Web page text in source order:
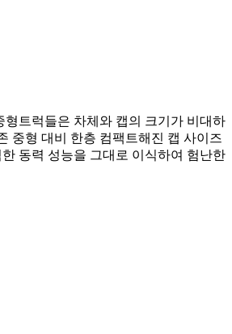
트럭들은 차체와 캡의 크기가 비대하
중형 대비 한층 컴팩트해진 캡 사이즈
동력 성능을 그대로 이식하여 험난한